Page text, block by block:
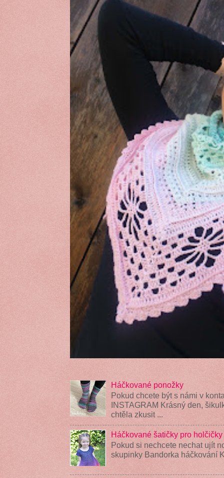
Háčkované ponožky
Pokud chcete být s námi v
INSTAGRAM Krásný den,
chtěla zkusit ...
Háčkované šatičky pro holčičky
Pokud si nechcete nechat ujít
skupinky Bandorka háčkování